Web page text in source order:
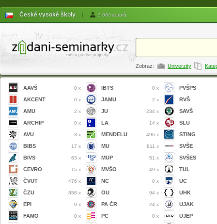
České vysoké školy | 3 060 autorů
Zobraz: Univerzity
AAVŠ 0 x
AKCENT 0 x
AMU 2 x
ARCHIP 0 x
AVU 3 x
BIBS 17 x
BIVS 63 x
CEVRO 15 x
ČVUT 476 x
ČZU 858 x
EPI 0 x
FAMO 0 x
IBTS 0 x
JAMU 2 x
JU 234 x
LA 14 x
MENDELU 496 x
MU 811 x
MUP 51 x
MVŠO 49 x
NC 0 x
OU 94 x
PA ČR 24 x
PC 0 x
PVŠPS
RVŠ
SAVŠ
SLU
STING
SVŠE
SVŠES
TUL
UC
UHK
UJAK
UJEP